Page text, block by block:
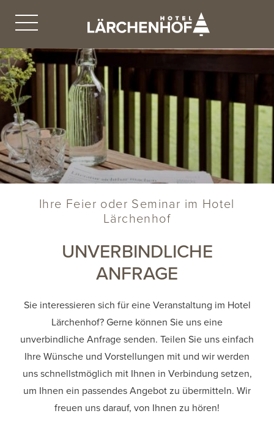
Ihre Feier oder Seminar im Hotel
Lärchenhof
UNVERBINDLICHE
ANFRAGE
Sie interessieren sich für eine Veranstaltung im Hotel
Lärchenhof? Gerne können Sie uns eine
unverbindliche Anfrage senden. Teilen Sie uns einfach
Ihre Wünsche und Vorstellungen mit und wir werden
uns schnellstmöglich mit Ihnen in Verbindung setzen,
um Ihnen ein passendes Angebot zu übermitteln. Wir
freuen uns darauf, von Ihnen zu hören!